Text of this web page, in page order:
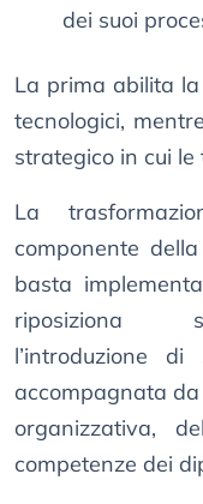
dei suoi
La prima abilita
tecnologici,
strategico in cui
La
componente
basta
riposiziona
l’introduzione
accompagnata
organizzativa,
competenze dei